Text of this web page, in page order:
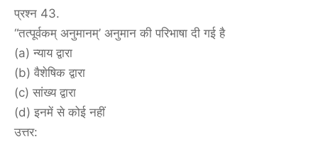
प्रश्न 43.
“तत्पूर्वकम् अनुमानम्’ अनुमान की परिभाषा दी गई है
(a) न्याय द्वारा
(b) वैशेषिक द्वारा
(c) सांख्य द्वारा
(d) इनमें से कोई नहीं
उत्तर: